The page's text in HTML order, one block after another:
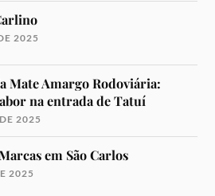
2025
Mate Amargo Rodoviária:
na entrada de Tatuí
2025
em São Carlos
2025